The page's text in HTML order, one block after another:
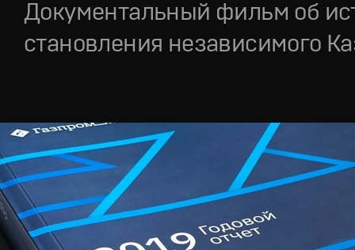
Документальный фильм об
становления независимого